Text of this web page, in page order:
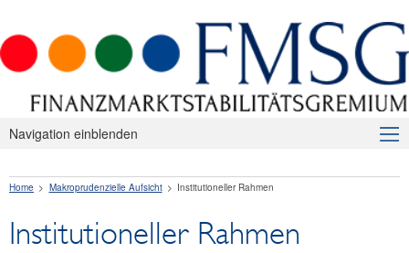
Navigation einblenden
Makroprudenzielle Aufsicht
Ziele und Aufgaben
Home Makroprudenzielle Aufsicht Institutioneller Rahmen
Institutioneller Rahmen